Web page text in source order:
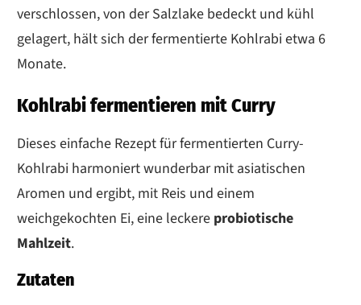
verschlossen, von der Salzlake bedeckt und kühl
gelagert, hält sich der fermentierte Kohlrabi etwa 6
Monate.
Kohlrabi fermentieren mit Curry
Dieses einfache Rezept für fermentierten Curry-
Kohlrabi harmoniert wunderbar mit asiatischen
Aromen und ergibt, mit Reis und einem
weichgekochten Ei, eine leckere probiotische
Mahlzeit.
Zutaten